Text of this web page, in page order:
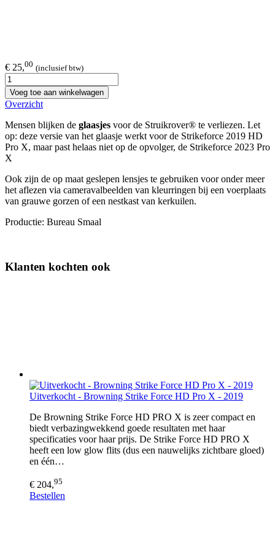
€ 25,00 (inclusief btw)
Voeg toe aan winkelwagen
Overzicht
Mensen blijken de glaasjes voor de Struikrover® te verliezen. Let
op: deze versie van het glaasje werkt voor de Strikeforce 2019 HD
Pro X, maar past helaas niet op de opvolger, de Strikeforce 2023 Pro
X
Ook zijn de op maat geslepen lensjes te gebruiken voor onder meer
het aflezen via cameravalbeelden van kleurringen bij een voerplaats
van grauwe gorzen of een nestkast van kerkuilen.
Productie: Bureau Smaal
Klanten kochten ook
Uitverkocht - Browning Strike Force HD Pro X - 2019
De Browning Strike Force HD PRO X is zeer compact en
biedt verbazingwekkend goede resultaten met haar
specificaties voor haar prijs. De Strike Force HD PRO X
heeft een low glow flits (dus een nauwelijks zichtbare gloed)
en één…
€ 204,95
Bestellen